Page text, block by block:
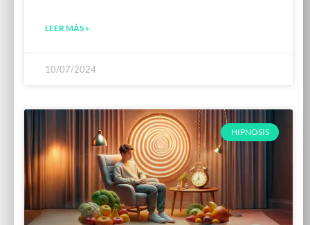
LEER MÁS »
10/07/2024
HIPNOSIS